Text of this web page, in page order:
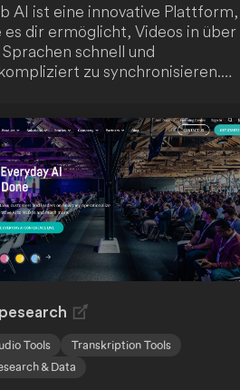
AI ist eine innovative Plattform,
es dir ermöglicht, Videos in über
schnell und
zu synchronisieren.
bietet sie
lokalisierten Audio-
Videoinhalte. Die
Oberfläche
bis zu 10 Sprecher
und fördert so deine
Reichweite als Content
Tools
Transkription Tools
& Data